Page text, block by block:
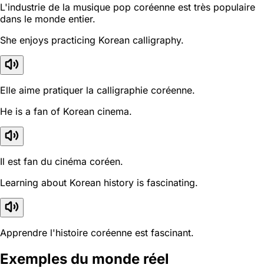
L'industrie de la musique pop coréenne est très populaire
dans le monde entier.
She enjoys practicing Korean calligraphy.
Elle aime pratiquer la calligraphie coréenne.
He is a fan of Korean cinema.
Il est fan du cinéma coréen.
Learning about Korean history is fascinating.
Apprendre l'histoire coréenne est fascinant.
Exemples du monde réel